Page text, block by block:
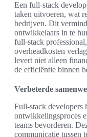
Een full-stack
taken uitvoeren, wat
bedrijven. Dit
ontwikkelaars in te
full-stack
overheadkosten
levert niet alleen
de efficiëntie binnen
Verbeterde
Full-stack developers
ontwikkelingsproces
teams bevorderen.
communicatie tussen